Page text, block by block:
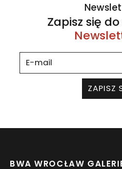
Zapisz się
ZAPISZ
BWA WROCŁAW